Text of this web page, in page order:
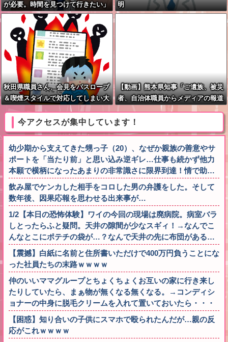
が必要。時間を見つけて行きたい」
明
秋田県職員さん、会見をバスローブ
＆喫煙スタイルで対応してしまい大
【動画】熊本県知事「ご遺族、被災
者、自治体職員からメディアの報道
に対し、極めて強い不満や苦情が出
ている」記者「具体的には？」→
今アクセスが集中しています！
幼少期から支えてきた甥っ子（20）、なぜか親族の善意やサ
ポートを「当たり前」と思い込み逆ギレ…仕事も続かず他力
本願で横柄になったあまりの非常識さに限界到達！情で助…
飲み屋でケンカした相手をコロした男の弁護をした。そして
数年後、因果応報を思わせる出来事が…
1/2【本日の恐怖体験】ワイの今回の現場は廃病院。病室バラ
しとったらふと疑問。天井の隙間が少なスギィ！→なんでこ
んなとこにポテチの袋が…？なんで天井の先に布団がある…
【震撼】白紙に名前と住所書いただけで400万円負うことにな
った社員たちの末路ｗｗｗｗ
仲のいいママグループとちょくちょくお互いの家に行き来し
たりしていたら、まぁ物が無くなる無くなる。→コンディシ
ョナーの中身に脱毛クリームを入れて置いておいたら・・・
【困惑】知り合いの子供にスマホで殴られたんだが…親の反
応がこれｗｗｗｗ